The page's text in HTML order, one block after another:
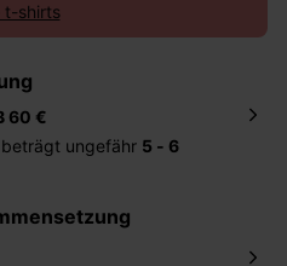
t-shirts
60 €
beträgt ungefähr 5 - 6
von unter 60